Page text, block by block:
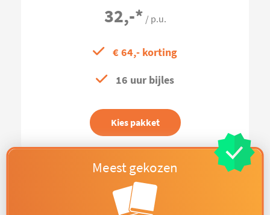
32,-* / p.u.
€ 64,- korting
16 uur bijles
Kies pakket